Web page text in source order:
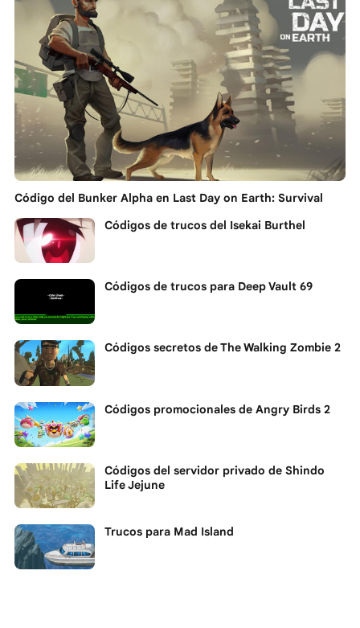
Código del Bunker Alpha en Last Day on Earth: Survival
Códigos de trucos del Isekai Burthel
Códigos de trucos para Deep Vault 69
Códigos secretos de The Walking Zombie 2
Códigos promocionales de Angry Birds 2
Códigos del servidor privado de Shindo
Life Jejune
Trucos para Mad Island